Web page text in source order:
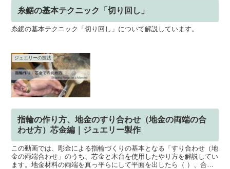
糸鋸の基本テクニック「切り回し」
糸鋸の基本テクニック「切り回し」について解説しています。
ジュエリーの技法
指輪の作り方、地金のすり合わせ（地金の両端の合
わせ方）芯金編｜ジュエリー製作
この動画では、彫金による指輪づくりの基本となる「すり合わせ（地
金の両端合わせ」のうち、芯金と木台を使用したやり方を解説してい
ます。地金材料の両端を真っ平らにして平面を出したら（ ）、合わ